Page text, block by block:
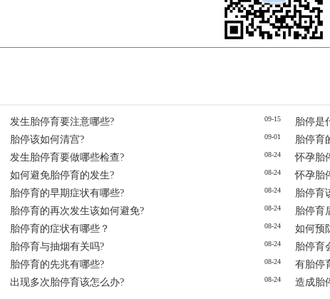
09-15
发生胎停育要注意哪些?
09-01
胎停该如何清宫?
08-24
发生胎停育要做哪些检查?
08-24
如何避免胎停育的发生?
08-24
胎停育的早期症状有哪些?
胎停是
胎停育
怀孕胎
怀孕胎
胎停育
08-24
胎停育的再次发生该如何避免?
08-24
胎停育的症状有哪些？
08-24
胎停育与抽烟有关吗?
08-24
胎停育的先兆有哪些?
08-24
出现多次胎停育该怎么办?
胎停育
如何预
胎停育
有胎停
造成胎